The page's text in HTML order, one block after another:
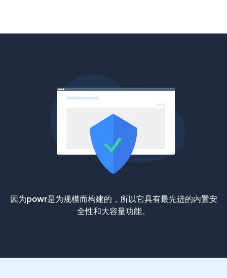
因为powr是为规模而构建的，所以它具有最先进的内置安
全性和大容量功能。